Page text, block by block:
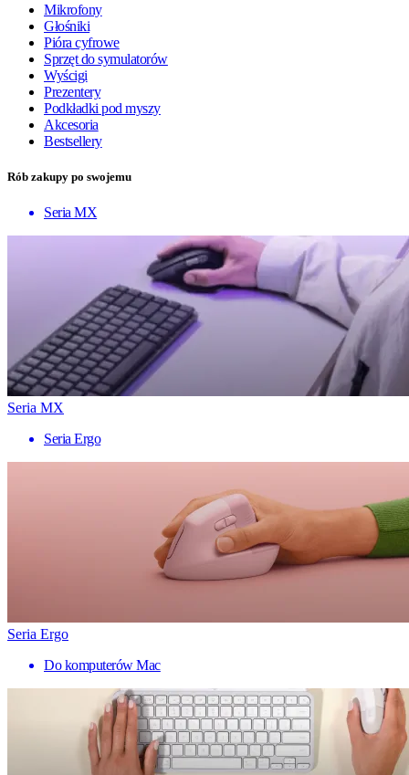
Mikrofony
Głośniki
Pióra cyfrowe
Sprzęt do symulatorów
Wyścigi
Prezentery
Podkładki pod myszy
Akcesoria
Bestsellery
Rób zakupy po swojemu
Seria MX
Seria MX
Seria Ergo
Seria Ergo
Do komputerów Mac